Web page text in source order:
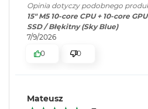
j
e
m
n
o
c
d
y
technologii IPS1
Rozdzielczość natywna 2880 na 1864
Jasność 500 nitów
Kolory
Bateria Litowo-
Pojemność baterii
Opinia dotyczy podobnego
15" M5 10‑core CPU + 10‑core
SSD / Błękitny (Sky Blue)
7/9/2026
0
0
Mateusz